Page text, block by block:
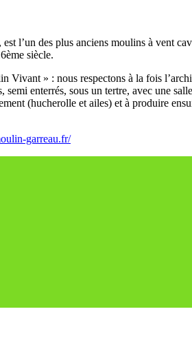
l’un des plus anciens moulins à vent
siècle.
Vivant » : nous respectons à la fois
enterrés, sous un tertre, avec une
(hucherolle et ailes) et à produire
garreau.fr/